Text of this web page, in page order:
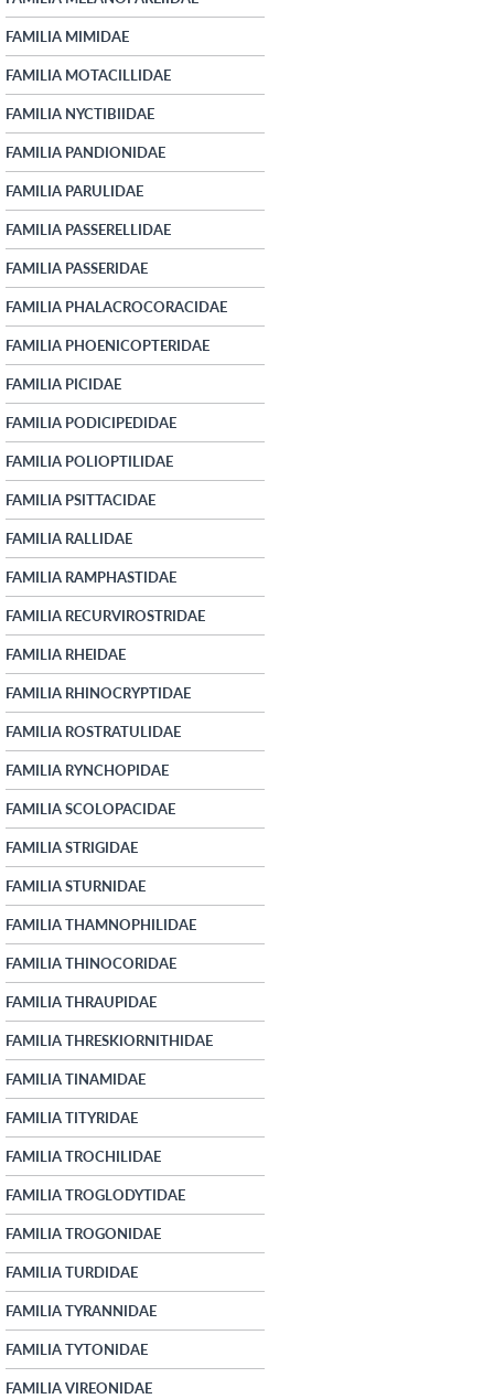
FAMILIA MIMIDAE
FAMILIA MOTACILLIDAE
FAMILIA NYCTIBIIDAE
FAMILIA PANDIONIDAE
FAMILIA PARULIDAE
FAMILIA PASSERELLIDAE
FAMILIA PASSERIDAE
FAMILIA PHALACROCORACIDAE
FAMILIA PHOENICOPTERIDAE
FAMILIA PICIDAE
FAMILIA PODICIPEDIDAE
FAMILIA POLIOPTILIDAE
FAMILIA PSITTACIDAE
FAMILIA RALLIDAE
FAMILIA RAMPHASTIDAE
FAMILIA RECURVIROSTRIDAE
FAMILIA RHEIDAE
FAMILIA RHINOCRYPTIDAE
FAMILIA ROSTRATULIDAE
FAMILIA RYNCHOPIDAE
FAMILIA SCOLOPACIDAE
FAMILIA STRIGIDAE
FAMILIA STURNIDAE
FAMILIA THAMNOPHILIDAE
FAMILIA THINOCORIDAE
FAMILIA THRAUPIDAE
FAMILIA THRESKIORNITHIDAE
FAMILIA TINAMIDAE
FAMILIA TITYRIDAE
FAMILIA TROCHILIDAE
FAMILIA TROGLODYTIDAE
FAMILIA TROGONIDAE
FAMILIA TURDIDAE
FAMILIA TYRANNIDAE
FAMILIA TYTONIDAE
FAMILIA VIREONIDAE